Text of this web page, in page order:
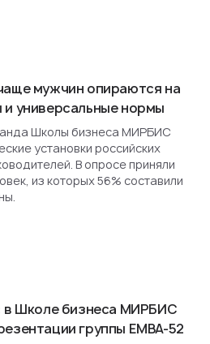
мужчин опираются на
универсальные нормы
Школы бизнеса МИРБИС
установки российских
В опросе приняли
из которых 56% составили
в Школе бизнеса МИРБИС
группы EMBA-52